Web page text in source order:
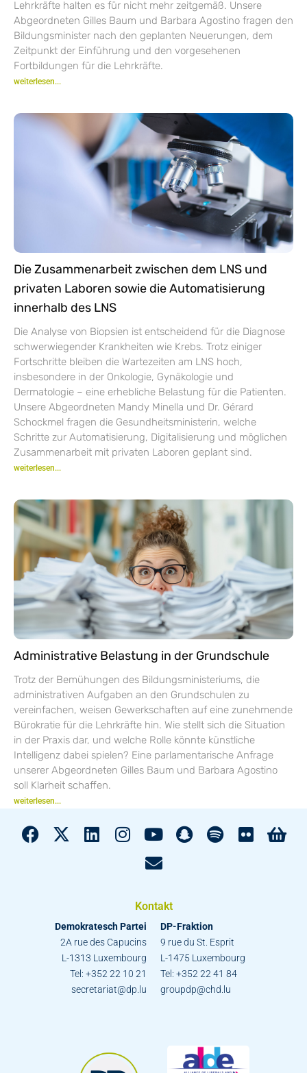
Lehrkräfte halten es für nicht mehr zeitgemäß. Unsere
Abgeordneten Gilles Baum und Barbara Agostino fragen den
Bildungsminister nach den geplanten Neuerungen, dem
Zeitpunkt der Einführung und den vorgesehenen
Fortbildungen für die Lehrkräfte.
weiterlesen...
Die Zusammenarbeit zwischen dem LNS und
privaten Laboren sowie die Automatisierung
innerhalb des LNS
Die Analyse von Biopsien ist entscheidend für die Diagnose
schwerwiegender Krankheiten wie Krebs. Trotz einiger
Fortschritte bleiben die Wartezeiten am LNS hoch,
insbesondere in der Onkologie, Gynäkologie und
Dermatologie – eine erhebliche Belastung für die Patienten.
Unsere Abgeordneten Mandy Minella und Dr. Gérard
Schockmel fragen die Gesundheitsministerin, welche
Schritte zur Automatisierung, Digitalisierung und möglichen
Zusammenarbeit mit privaten Laboren geplant sind.
weiterlesen...
Administrative Belastung in der Grundschule
Trotz der Bemühungen des Bildungsministeriums, die
administrativen Aufgaben an den Grundschulen zu
vereinfachen, weisen Gewerkschaften auf eine zunehmende
Bürokratie für die Lehrkräfte hin. Wie stellt sich die Situation
in der Praxis dar, und welche Rolle könnte künstliche
Intelligenz dabei spielen? Eine parlamentarische Anfrage
unserer Abgeordneten Gilles Baum und Barbara Agostino
soll Klarheit schaffen.
weiterlesen...
Kontakt
Demokratesch Partei
2A rue des Capucins
L-1313 Luxembourg
Tel: +352 22 10 21
secretariat@dp.lu
DP-Fraktion
9 rue du St. Esprit
L-1475 Luxembourg
Tel: +352 22 41 84
groupdp@chd.lu